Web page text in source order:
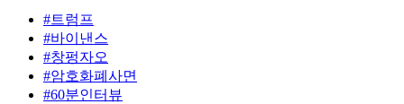
#트럼프
#바이낸스
#창펑자오
#암호화폐사면
#60분인터뷰